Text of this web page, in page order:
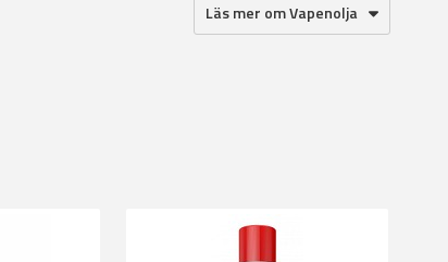
Läs mer om Vapenolja